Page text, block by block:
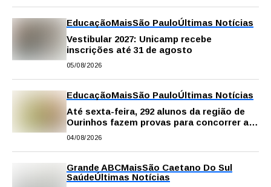
EducaçãoMaisSão PauloÚltimas Notícias
Vestibular 2027: Unicamp recebe
inscrições até 31 de agosto
05/08/2026
EducaçãoMaisSão PauloÚltimas Notícias
Até sexta-feira, 292 alunos da região de
Ourinhos fazem provas para concorrer a
intercâmbio internacional
04/08/2026
Grande ABCMaisSão Caetano Do Sul
SaúdeÚltimas Notícias